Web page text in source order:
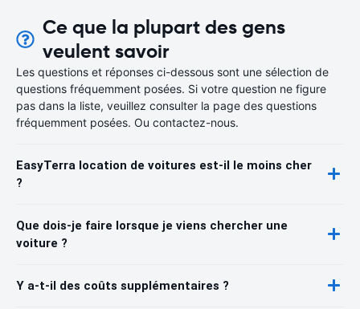
Ce que la plupart des gens
veulent savoir
Les questions et réponses ci-dessous sont une sélection de
questions fréquemment posées. Si votre question ne figure
pas dans la liste, veuillez consulter la page des questions
fréquemment posées. Ou contactez-nous.
EasyTerra location de voitures est-il le moins cher
?
Que dois-je faire lorsque je viens chercher une
voiture ?
Y a-t-il des coûts supplémentaires ?